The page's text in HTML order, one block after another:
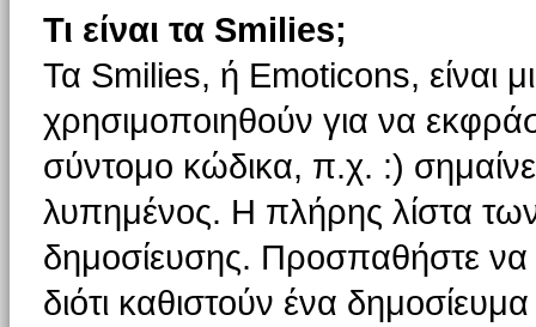
Τι είναι τα Smilies;
Τα Smilies, ή Emoticons, είναι
χρησιμοποιηθούν για να
σύντομο κώδικα, π.χ. :)
λυπημένος. Η πλήρης λίστα των
δημοσίευσης. Προσπαθήστε να
διότι καθιστούν ένα